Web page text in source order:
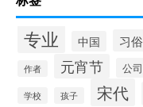
专业 中国 习俗
作者 元宵节 公司
学校 孩子 宋代